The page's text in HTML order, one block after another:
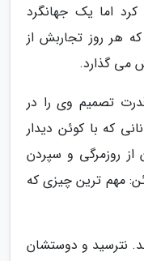
کرد اما یک جهانگرد
تا 3 ماه است که هر روز تجاربش از
می گذارد.
تصمیم وی را در
که با کوئن دیدار
از روزمرگی و سپردن
مهم ترین چیزی که
نترسید و دوستشان